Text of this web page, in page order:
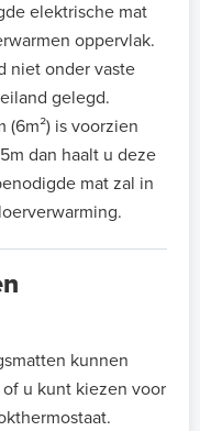
elektrische mat
oppervlak.
niet onder vaste
gelegd.
(6m²) is voorzien
dan haalt u deze
mat zal in
kunnen
u kunt kiezen voor